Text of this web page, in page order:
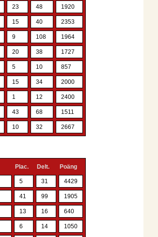
23 48 1920
15 40 2353
9 108 1964
20 38 1727
5 10 857
15 34 2000
1 12 2400
43 68 1511
10 32 2667
Plac. Delt. Poäng
5 31 4429
41 99 1905
13 16 640
6 14 1050